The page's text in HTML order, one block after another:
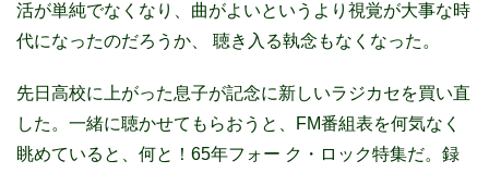
活が単純でなくなり、曲がよいというより視覚が大事な時
代になったのだろうか、 聴き入る執念もなくなった。
先日高校に上がった息子が記念に新しいラジカセを買い直
した。一緒に聴かせてもらおうと、FM番組表を何気なく
眺めていると、何と！65年フォー ク・ロック特集だ。録